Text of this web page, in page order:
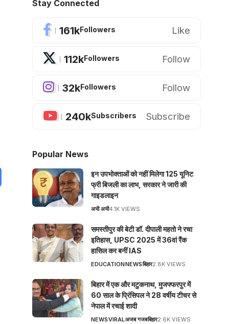
Stay Connected
161kFollowers Like
112kFollowers Follow
32kFollowers Follow
240kSubscribers Subscribe
Popular News
इन उपभोक्ताओं को नहीं मिलेगा 125 यूनिट
फ्री बिजली का लाभ, सरकार ने जारी की
गाइडलाइन
अभी अभी4.1K VIEWS
समस्तीपुर की बेटी डॉ. दीपाली महतो ने रचा
इतिहास, UPSC 2025 में 36वां रैंक
हासिल कर बनीं IAS
EDUCATIONNEWSबिहार2.8K VIEWS
बिहार में एक और मटुकनाथ, मुजफ्फरपुर में
60 साल के प्रिंसिपल ने 28 वर्षीय टीचर से
नेपाल में रचाई शादी
NEWSVIRALअजब गजबबिहार2.6K VIEWS